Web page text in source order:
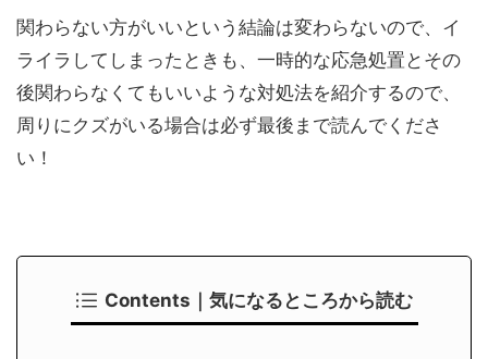
関わらない方がいいという結論は変わらないので、イ
ライラしてしまったときも、一時的な応急処置とその
後関わらなくてもいいような対処法を紹介するので、
周りにクズがいる場合は必ず最後まで読んでくださ
い！
Contents｜気になるところから読む